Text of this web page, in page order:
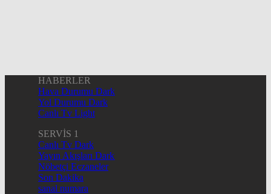
HABERLER
Hava Durumu Dark
Yol Durumu Dark
Canlı Tv Light
SERVİS 1
Canlı Tv Dark
Yayın Akışları Dark
Nöbetçi Eczaneler
Son Dakika
sanal numara